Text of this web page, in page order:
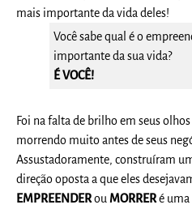
mais importante da vida deles!
Você sabe qual é o
importante da sua vida?
É VOCÊ!
Foi na falta de brilho em seus
morrendo muito antes de seus
Assustadoramente, construíram
direção oposta a que eles
EMPREENDERou MORRERé